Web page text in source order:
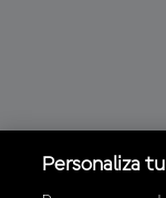
Personaliza